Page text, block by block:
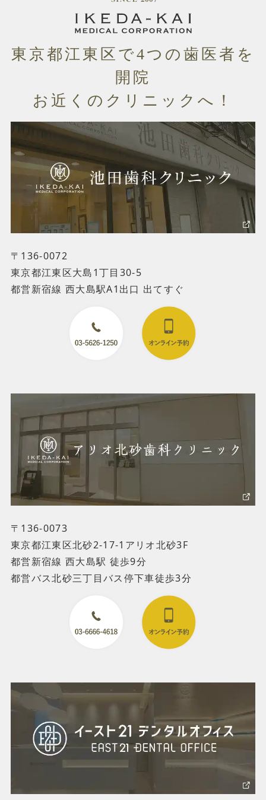
東京都江東区 で4つの 歯医者 を
開院
お近くのクリニックへ！
〒136-0072
東京都江東区大島1丁目30-5
都営新宿線 西大島駅A1出口 出てすぐ
〒136-0073
東京都江東区北砂2-17-1アリオ北砂3F
都営新宿線 西大島駅 徒歩9分
都営バス北砂三丁目バス停下車徒歩3分